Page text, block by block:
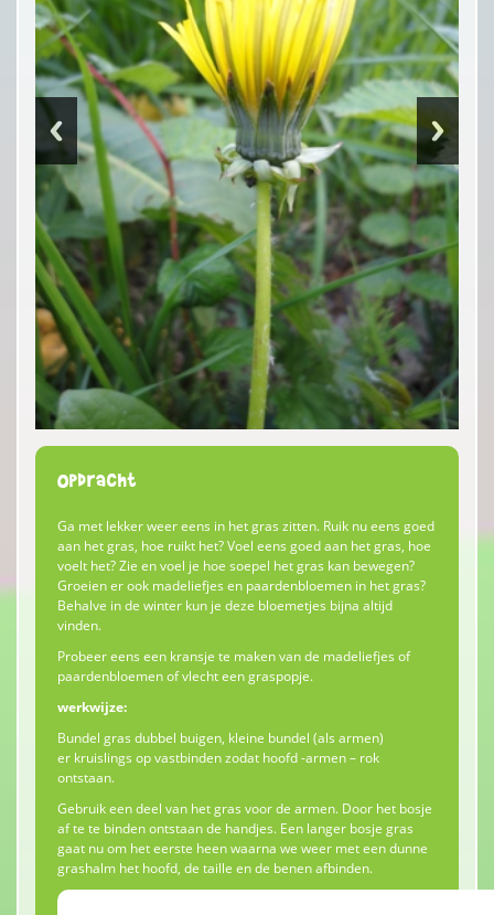
Opdracht
Ga met lekker weer eens in het gras zitten. Ruik nu eens goed
aan het gras, hoe ruikt het? Voel eens goed aan het gras, hoe
voelt het? Zie en voel je hoe soepel het gras kan bewegen?
Groeien er ook madeliefjes en paardenbloemen in het gras?
Behalve in de winter kun je deze bloemetjes bijna altijd
vinden.
Probeer eens een kransje te maken van de madeliefjes of
paardenbloemen of vlecht een graspopje.
werkwijze:
Bundel gras dubbel buigen, kleine bundel (als armen)
er kruislings op vastbinden zodat hoofd -armen – rok
ontstaan.
Gebruik een deel van het gras voor de armen. Door het bosje
af te te binden ontstaan de handjes. Een langer bosje gras
gaat nu om het eerste heen waarna we weer met een dunne
grashalm het hoofd, de taille en de benen afbinden.